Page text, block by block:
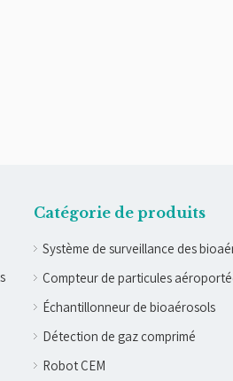
Catégorie de produits
Système de surveillance des
Compteur de particules
Échantillonneur de bioaérosols
Détection de gaz comprimé
Robot CEM